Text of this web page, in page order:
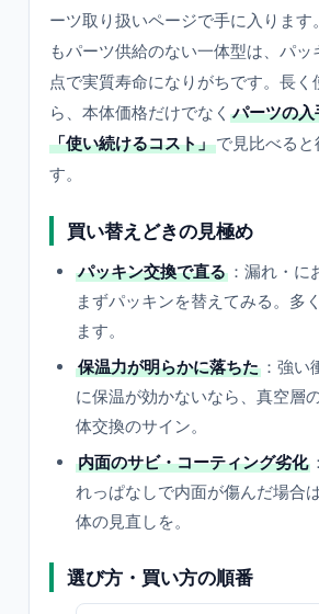
ーツ取り扱いページで手に入ります
もパーツ供給のない一体型は、パ
点で実質寿命になりがちです。長く
ら、本体価格だけでなく パーツの
「使い続けるコスト」で見比べると
す。
買い替えどきの見極め
パッキン交換で直る ：漏れ・に
まずパッキンを替えてみる。多
ます。
保温力が明らかに落ちた ：強い
に保温が効かないなら、真空層
体交換のサイン。
内面のサビ・コーティング劣化
れっぱなしで内面が傷んだ場合
体の見直しを。
選び方・買い方の順番